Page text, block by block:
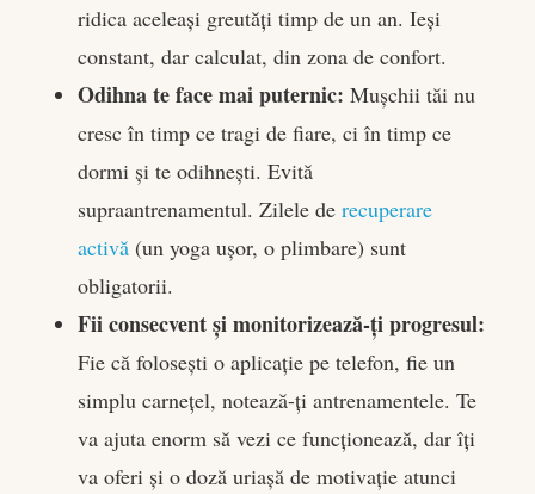
ridica aceleași greutăți timp de un an. Ieși
constant, dar calculat, din zona de confort.
Odihna te face mai puternic: Mușchii tăi nu
cresc în timp ce tragi de fiare, ci în timp ce
dormi și te odihnești. Evită
supraantrenamentul. Zilele de recuperare
activă (un yoga ușor, o plimbare) sunt
obligatorii.
Fii consecvent și monitorizează-ți progresul:
Fie că folosești o aplicație pe telefon, fie un
simplu carnețel, notează-ți antrenamentele. Te
va ajuta enorm să vezi ce funcționează, dar îți
va oferi și o doză uriașă de motivație atunci